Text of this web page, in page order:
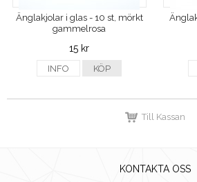
Änglakjolar i glas - 10 st, mörkt
gammelrosa
15 kr
INFO KÖP
Till Kassan
KONTAKTA OSS